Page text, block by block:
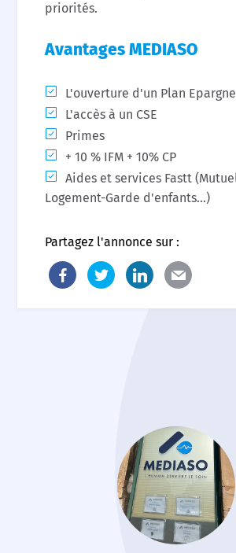
priorités.
Avantages MEDIASO
L'ouverture d'un Plan
L'accès à un CSE
Primes
+ 10 % IFM + 10% CP
Aides et services Fastt
Logement-Garde d'enfants...)
Partagez l'annonce sur :